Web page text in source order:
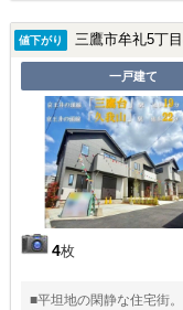
値下がり 三鷹市牟礼5丁
一戸建て
4枚
■平坦地の閑静な住宅街。